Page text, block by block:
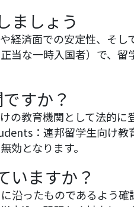
ましょう
経済面での安定性、そ
な一時入国者）で、
すか？
の教育機関として法的
：連邦留学生向け教
効となります。
いますか？
沿ったものであるよう